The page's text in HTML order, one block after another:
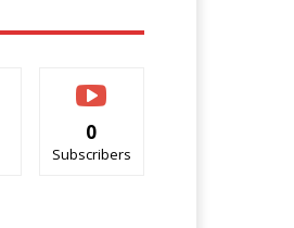
0
Subscribers